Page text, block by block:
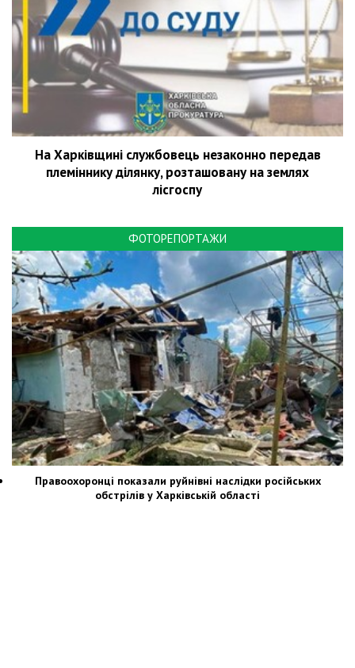
На Харківщині службовець незаконно передав
племіннику ділянку, розташовану на землях
лісгоспу
ФОТОРЕПОРТАЖИ
Правоохоронці показали руйнівні наслідки російських
обстрілів у Харківській області